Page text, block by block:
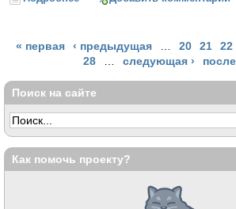
Страницы
« первая ‹ предыдущая 20 21 22
28
следующая ›
Поиск на сайте
Как помочь проекту?